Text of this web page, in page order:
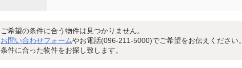
ご希望の条件に合う物件は見つかりません。
お問い合わせフォームやお電話(096-211-5000)でご希望をお伝えください。
条件に合った物件をお探し致します。